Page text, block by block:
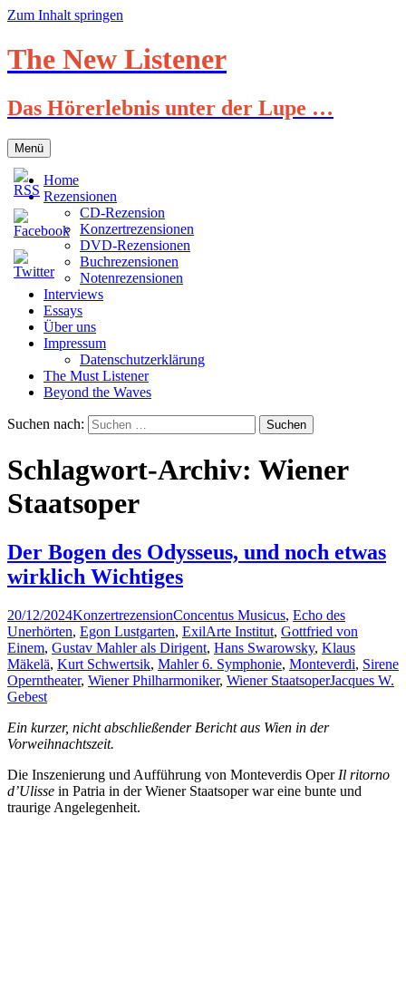
Zum Inhalt springen
The New Listener
Das Hörerlebnis unter der Lupe …
Menü
Home
Rezensionen
CD-Rezension
Konzertrezensionen
DVD-Rezensionen
Buchrezensionen
Notenrezensionen
Interviews
Essays
Über uns
Impressum
Datenschutzerklärung
The Must Listener
Beyond the Waves
Suchen nach:
Schlagwort-Archiv: Wiener
Staatsoper
Der Bogen des Odysseus, und noch etwas
wirklich Wichtiges
20/12/2024KonzertrezensionConcentus Musicus, Echo des
Unerhörten, Egon Lustgarten, ExilArte Institut, Gottfried von
Einem, Gustav Mahler als Dirigent, Hans Swarowsky, Klaus
Mäkelä, Kurt Schwertsik, Mahler 6. Symphonie, Monteverdi, Sirene
Operntheater, Wiener Philharmoniker, Wiener StaatsoperJacques W.
Gebest
Ein kurzer, nicht abschließender Bericht aus Wien in der
Vorweihnachtszeit.
Die Inszenierung und Aufführung von Monteverdis Oper Il ritorno
d’Ulisse in Patria in der Wiener Staatsoper war eine bunte und
traurige Angelegenheit.